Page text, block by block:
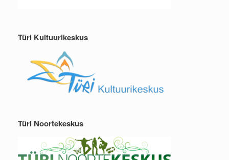
Türi Kultuurikeskus
Türi Noortekeskus